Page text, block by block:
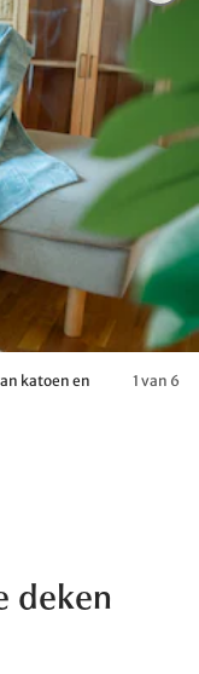
katoen en
1 van 6
deken